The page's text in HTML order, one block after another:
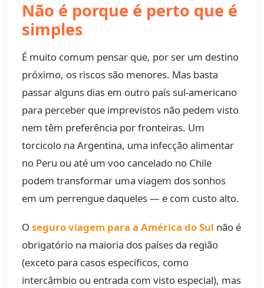
Não é porque é perto que é
simples
É muito comum pensar que, por ser um destino
próximo, os riscos são menores. Mas basta
passar alguns dias em outro país sul-americano
para perceber que imprevistos não pedem visto
nem têm preferência por fronteiras. Um
torcicolo na Argentina, uma infecção alimentar
no Peru ou até um voo cancelado no Chile
podem transformar uma viagem dos sonhos
em um perrengue daqueles — e com custo alto.
O seguro viagem para a América do Sul não é
obrigatório na maioria dos países da região
(exceto para casos específicos, como
intercâmbio ou entrada com visto especial), mas